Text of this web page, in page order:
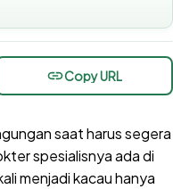
Copy URL
saat harus segera
spesialisnya ada di
menjadi kacau hanya